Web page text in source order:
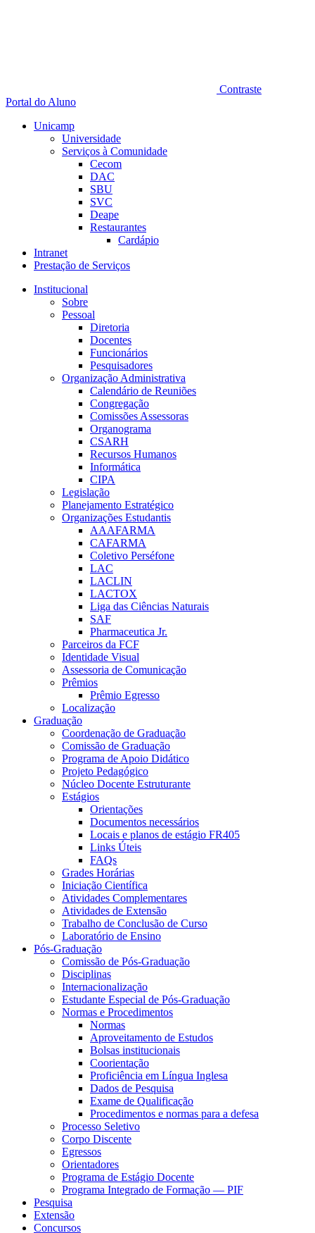
Contraste
Portal do Aluno
Unicamp
Universidade
Serviços à Comunidade
Cecom
DAC
SBU
SVC
Deape
Restaurantes
Cardápio
Intranet
Prestação de Serviços
Institucional
Sobre
Pessoal
Diretoria
Docentes
Funcionários
Pesquisadores
Organização Administrativa
Calendário de Reuniões
Congregação
Comissões Assessoras
Organograma
CSARH
Recursos Humanos
Informática
CIPA
Legislação
Planejamento Estratégico
Organizações Estudantis
AAAFARMA
CAFARMA
Coletivo Perséfone
LAC
LACLIN
LACTOX
Liga das Ciências Naturais
SAF
Pharmaceutica Jr.
Parceiros da FCF
Identidade Visual
Assessoria de Comunicação
Prêmios
Prêmio Egresso
Localização
Graduação
Coordenação de Graduação
Comissão de Graduação
Programa de Apoio Didático
Projeto Pedagógico
Núcleo Docente Estruturante
Estágios
Orientações
Documentos necessários
Locais e planos de estágio FR405
Links Úteis
FAQs
Grades Horárias
Iniciação Científica
Atividades Complementares
Atividades de Extensão
Trabalho de Conclusão de Curso
Laboratório de Ensino
Pós-Graduação
Comissão de Pós-Graduação
Disciplinas
Internacionalização
Estudante Especial de Pós-Graduação
Normas e Procedimentos
Normas
Aproveitamento de Estudos
Bolsas institucionais
Coorientação
Proficiência em Língua Inglesa
Dados de Pesquisa
Exame de Qualificação
Procedimentos e normas para a defesa
Processo Seletivo
Corpo Discente
Egressos
Orientadores
Programa de Estágio Docente
Programa Integrado de Formação — PIF
Pesquisa
Extensão
Concursos